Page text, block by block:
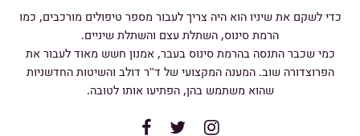
כדי לשקם את שיניו הוא היה צריך לעבור מספר טיפולים מורכבים, כמו
הרמת סינוס, השתלת עצם והשתלת שיניים.
כמי שכבר התנסה בהרמת סינוס בעבר, אמנון חשש מאוד לעבור את
הפרוצדורה שוב. המענה המקצועי של ד"ר דולב והשיטות החדשניות
שהוא משתמש בהן, הפתיעו אותו לטובה.